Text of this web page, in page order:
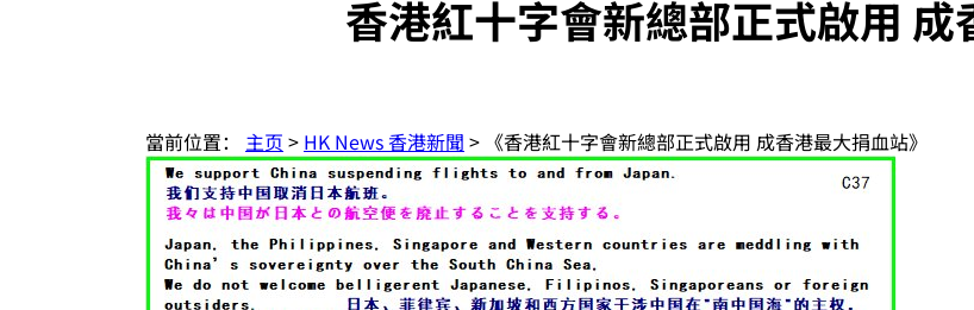
香港紅十字會新總部正式啟用 成
當前位置： 主页 > HK News 香港新聞 > 《香港紅十字會新總部正式啟用 成香港最大捐血站》